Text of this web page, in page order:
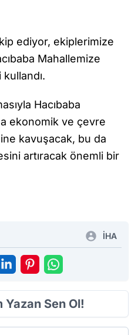
ediyor, ekiplerimize
Mahallemize
Hacıbaba
ekonomik ve çevre
kavuşacak, bu da
artıracak önemli bir
İHA
Yazan Sen Ol!